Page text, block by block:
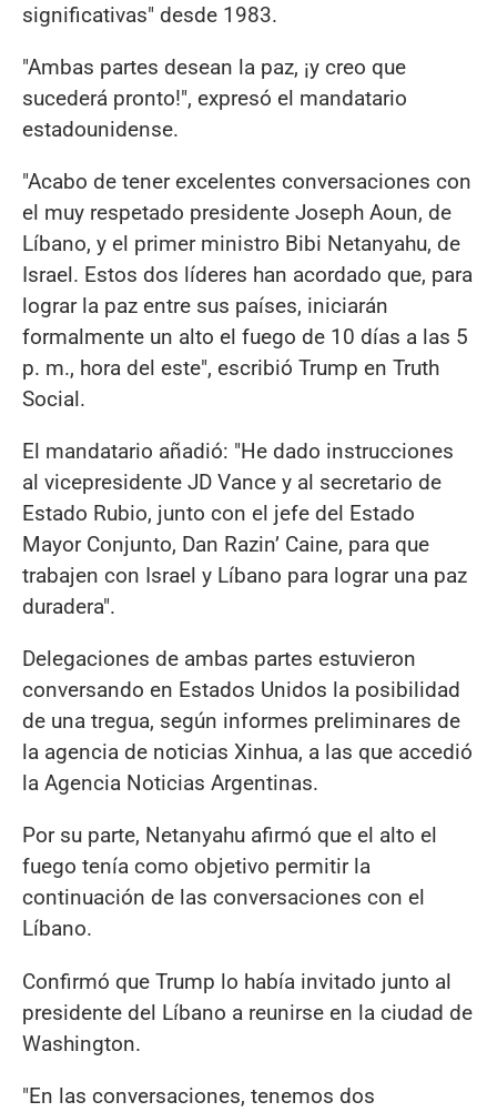
significativas" desde 1983.
"Ambas partes desean la paz, ¡y creo que
sucederá pronto!", expresó el mandatario
estadounidense.
"Acabo de tener excelentes conversaciones con
el muy respetado presidente Joseph Aoun, de
Líbano, y el primer ministro Bibi Netanyahu, de
Israel. Estos dos líderes han acordado que, para
lograr la paz entre sus países, iniciarán
formalmente un alto el fuego de 10 días a las 5
p. m., hora del este", escribió Trump en Truth
Social.
El mandatario añadió: "He dado instrucciones
al vicepresidente JD Vance y al secretario de
Estado Rubio, junto con el jefe del Estado
Mayor Conjunto, Dan Razin’ Caine, para que
trabajen con Israel y Líbano para lograr una paz
duradera".
Delegaciones de ambas partes estuvieron
conversando en Estados Unidos la posibilidad
de una tregua, según informes preliminares de
la agencia de noticias Xinhua, a las que accedió
la Agencia Noticias Argentinas.
Por su parte, Netanyahu afirmó que el alto el
fuego tenía como objetivo permitir la
continuación de las conversaciones con el
Líbano.
Confirmó que Trump lo había invitado junto al
presidente del Líbano a reunirse en la ciudad de
Washington.
"En las conversaciones, tenemos dos